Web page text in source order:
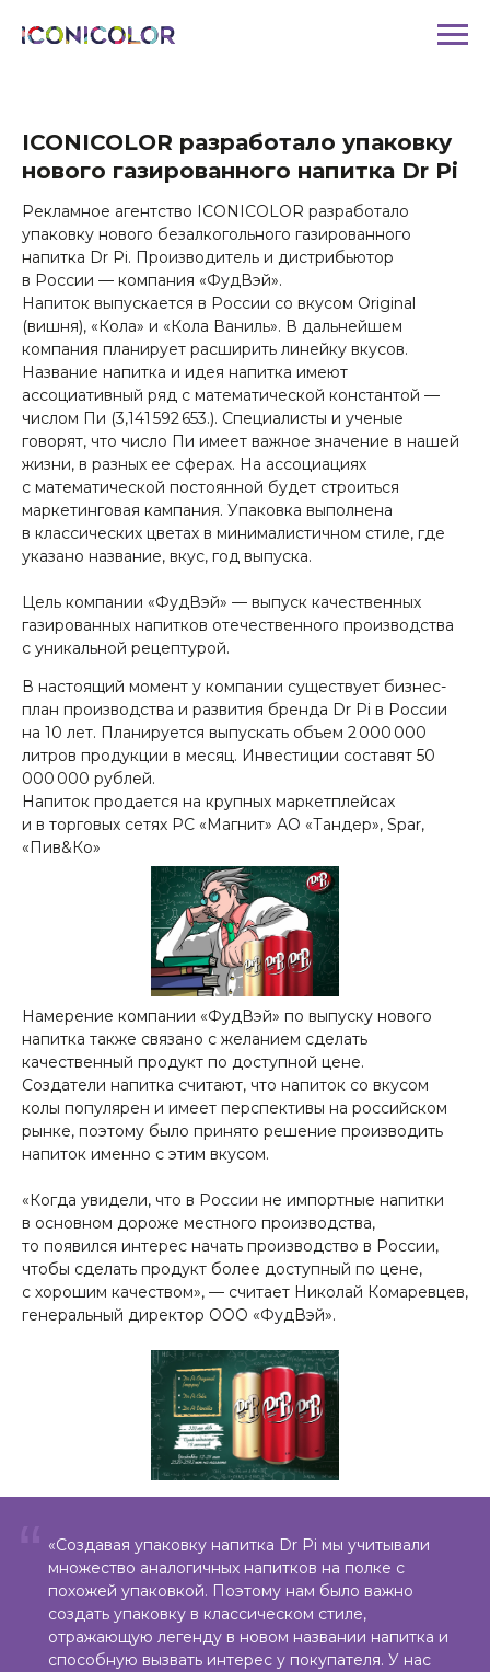
ICONICOLOR разработало упаковку
нового газированного напитка Dr Pi
Рекламное агентство ICONICOLOR разработало
упаковку нового безалкогольного газированного
напитка Dr Pi. Производитель и дистрибьютор
в России — компания «ФудВэй».
Напиток выпускается в России со вкусом Original
(вишня), «Кола» и «Кола Ваниль». В дальнейшем
компания планирует расширить линейку вкусов.
Название напитка и идея напитка имеют
ассоциативный ряд с математической константой —
числом Пи (3,141 592 653.). Специалисты и ученые
говорят, что число Пи имеет важное значение в нашей
жизни, в разных ее сферах. На ассоциациях
с математической постоянной будет строиться
маркетинговая кампания. Упаковка выполнена
в классических цветах в минималистичном стиле, где
указано название, вкус, год выпуска.
Цель компании «ФудВэй» — выпуск качественных
газированных напитков отечественного производства
с уникальной рецептурой.
В настоящий момент у компании существует бизнес-
план производства и развития бренда Dr Pi в России
на 10 лет. Планируется выпускать объем 2 000 000
литров продукции в месяц. Инвестиции составят 50
000 000 рублей.
Напиток продается на крупных маркетплейсах
и в торговых сетях РС «Магнит» АО «Тандер», Spar,
«Пив&Ко»
Намерение компании «ФудВэй» по выпуску нового
напитка также связано с желанием сделать
качественный продукт по доступной цене.
Создатели напитка считают, что напиток со вкусом
колы популярен и имеет перспективы на российском
рынке, поэтому было принято решение производить
напиток именно с этим вкусом.
«Когда увидели, что в России не импортные напитки
в основном дороже местного производства,
то появился интерес начать производство в России,
чтобы сделать продукт более доступный по цене,
с хорошим качеством», — считает Николай Комаревцев,
генеральный директор ООО «ФудВэй».
«Создавая упаковку напитка Dr Pi мы учитывали
множество аналогичных напитков на полке с
похожей упаковкой. Поэтому нам было важно
создать упаковку в классическом стиле,
отражающую легенду в новом названии напитка и
способную вызвать интерес у покупателя. У нас